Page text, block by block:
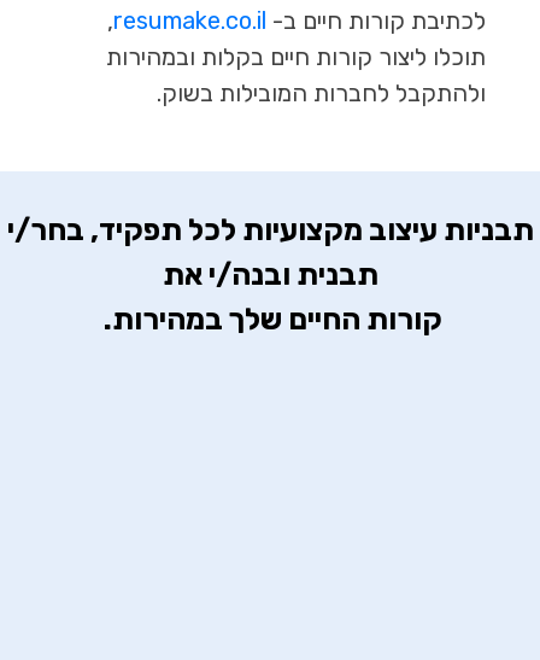
לכתיבת קורות חיים ב- resumake.co.il
,
תוכלו ליצור קורות חיים בקלות ובמהירות
ולהתקבל לחברות המובילות בשוק.
תבניות עיצוב מקצועיות לכל תפקיד, בחר/י
קורות החיים שלך במהירות.